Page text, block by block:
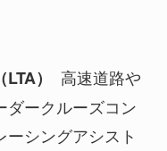
）
高速道路や
ダークルーズコン
ーシングアシスト